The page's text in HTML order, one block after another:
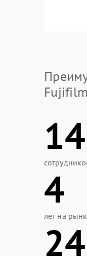
Fujifilm
14
4
лет на